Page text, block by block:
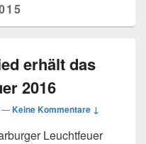
erhält das
2016
—Keine Kommentare ↓
Leuchtfeuer